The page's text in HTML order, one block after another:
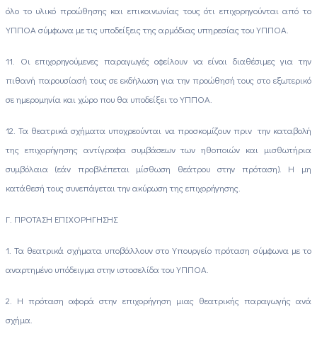
όλο το υλικό προώθησης και επικοινωνίας τους ότι επιχορηγούνται από το
ΥΠΠΟΑ σύμφωνα με τις υποδείξεις της αρμόδιας υπηρεσίας του ΥΠΠΟΑ.
11. Οι επιχορηγούμενες παραγωγές οφείλουν να είναι διαθέσιμες για την
πιθανή παρουσίασή τους σε εκδήλωση για την προώθησή τους στο εξωτερικό
σε ημερομηνία και χώρο που θα υποδείξει το ΥΠΠΟΑ.
12. Τα θεατρικά σχήματα υποχρεούνται να προσκομίζουν πριν την καταβολή
της επιχορήγησης αντίγραφα συμβάσεων των ηθοποιών και μισθωτήρια
συμβόλαια (εάν προβλέπεται μίσθωση θεάτρου στην πρόταση). Η μη
κατάθεσή τους συνεπάγεται την ακύρωση της επιχορήγησης.
Γ. ΠΡΟΤΑΣΗ ΕΠΙΧΟΡΗΓΗΣΗΣ
1. Τα θεατρικά σχήματα υποβάλλουν στο Υπουργείο πρόταση σύμφωνα με το
αναρτημένο υπόδειγμα στην ιστοσελίδα του ΥΠΠΟΑ.
2. Η πρόταση αφορά στην επιχορήγηση μιας θεατρικής παραγωγής ανά
σχήμα.